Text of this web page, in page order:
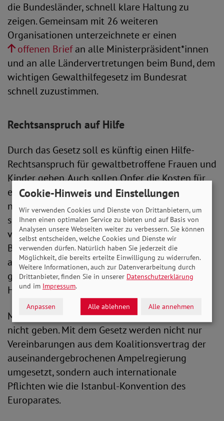
die Bundesländer, schnell klare Haltung zu
zeigen. Gemeinsam mit 26 weiteren
Organisationen unterzeichnete er einen
offenen Briefan alle Ministerpräsident*innen
und an alle Ländervertretungen beim Bund, dem
wichtigen Gewalthilfegesetz im Bundesrat
schnell zuzustimmen.
Rechtsanspruch auf Hilfe
Durch das Gesetz soll es künftig einen Hilfe-
Rechtsanspruch für gewaltbetroffene Frauen und
Kinder geben. Auch sollen Opfer die Kosten für
eine Unterbringung in einer Schutzeinrichtung
nicht mehr selbst zahlen, und Frauenhäuser
sollen genug Plätze haben. In die Finanzierung
von diesen und von Beratungsstellen steigt der
Bund mit ein. In Kraft treten soll das Gesetz
allerdings erst 2032. Das gibt den stark
geforderten Ländern und Kommunen Zeit, ihre
Hilfesysteme auszubauen.
Mehr Verzögerung darf es aber aus SoVD-Sicht
nicht geben. Mit dem Gesetz werden nicht nur
Vereinbarungen aus dem Koalitionsvertrag der
auseinandergebrochenen Ampelregierung
umgesetzt, sondern auch internationale
Pflichten wie die Istanbul-Konvention des
Europarates.
Cookie-Hinweis und Einstellungen
Wir verwenden Cookies und Dienste von Drittanbietern, um
Ihnen einen optimalen Service zu bieten und auf Basis von
Analysen unsere Webseiten weiter zu verbessern. Sie können
selbst entscheiden, welche Cookies und Dienste wir
verwenden dürfen. Natürlich haben Sie jederzeit die
Möglichkeit, die bereits erteilte Einwilligung zu widerrufen.
Weitere Informationen, auch zur Datenverarbeitung durch
Drittanbieter, finden Sie in unserer Datenschutzerklärung
und im Impressum.
Anpassen Alle ablehnen Alle annehmen